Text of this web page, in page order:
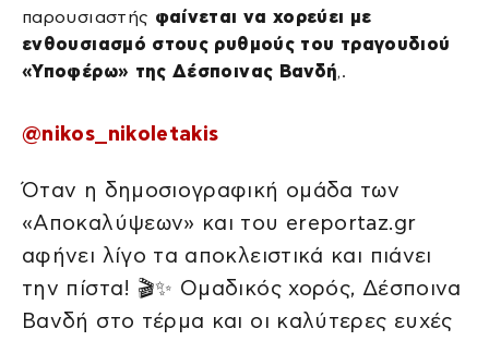
παρουσιαστής φαίνεται να χορεύει με
ενθουσιασμό στους ρυθμούς του τραγουδιού
«Υποφέρω» της Δέσποινας Βανδή,.
@nikos_nikoletakis
Όταν η δημοσιογραφική ομάδα των
«Αποκαλύψεων» και του ereportaz.gr
αφήνει λίγο τα αποκλειστικά και πιάνει
την πίστα! 🎬✨ ​Ομαδικός χορός, Δέσποινα
Βανδή στο τέρμα και οι καλύτερες ευχές